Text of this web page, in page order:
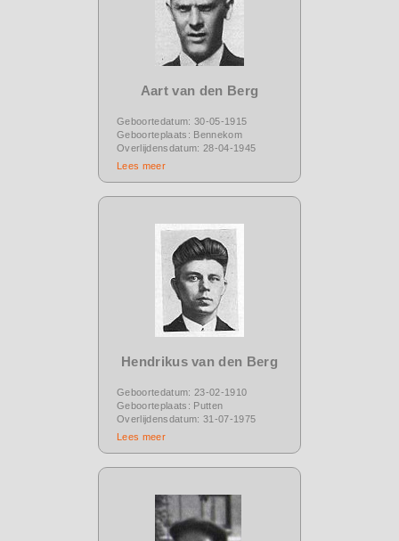
Aart van den Berg
Geboortedatum: 30-05-1915
Geboorteplaats: Bennekom
Overlijdensdatum: 28-04-1945
Lees meer
Hendrikus van den Berg
Geboortedatum: 23-02-1910
Geboorteplaats: Putten
Overlijdensdatum: 31-07-1975
Lees meer